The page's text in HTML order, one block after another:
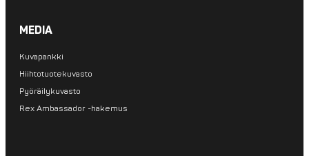
MEDIA
Kuvapankki
Hiihtotuotekuvasto
Pyöräilykuvasto
Rex Ambassador -hakemus